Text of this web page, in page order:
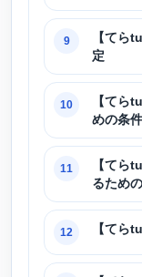
9
【てら
定
10
【てら
めの条件
11
【てら
るため
12 【てら